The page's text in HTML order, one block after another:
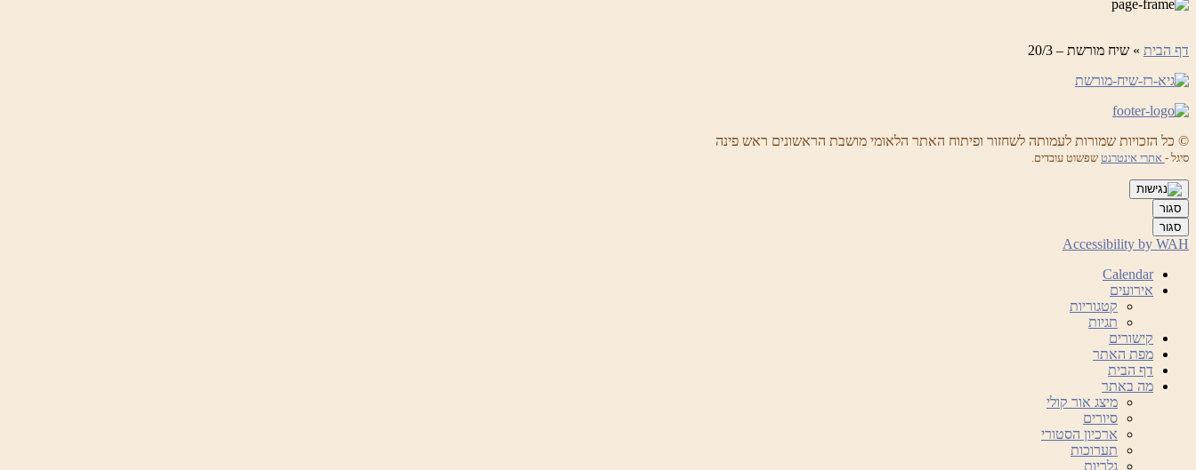
דף הבית » שיח מורשת – 20/3
© כל הזכויות שמורות לעמותה לשחזור ופיתוח האתר הלאומי מושבת הראשונים ראש פינה
סיגל - אתרי אינטרנט שפשוט עובדים.
סגור
סגור
Accessibility by WAH
Calendar
אירועים
קטגוריות
תגיות
קישורים
מפת האתר
דף הבית
מה באתר
מיצג אור קולי
סיורים
ארכיון הסטורי
תערוכות
גלריות